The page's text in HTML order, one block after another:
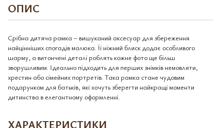
ОПИС
Срібна дитяча рамка – вишуканий аксесуар для збереження
найцінніших спогадів малюка. Її ніжний блиск додає особливого
шарму, а витончені деталі роблять кожне фото ще більш
зворушливим. Ідеально підходить для перших знімків немовляти,
хрестин або сімейних портретів. Така рамка стане чудовим
подарунком для батьків, які хочуть зберегти найкращі моменти
дитинства в елегантному оформленні.
ХАРАКТЕРИСТИКИ